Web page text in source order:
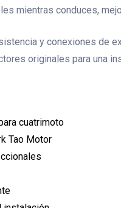
mientras conduces,
y conexiones de
originales para una
cuatrimoto
Tao Motor